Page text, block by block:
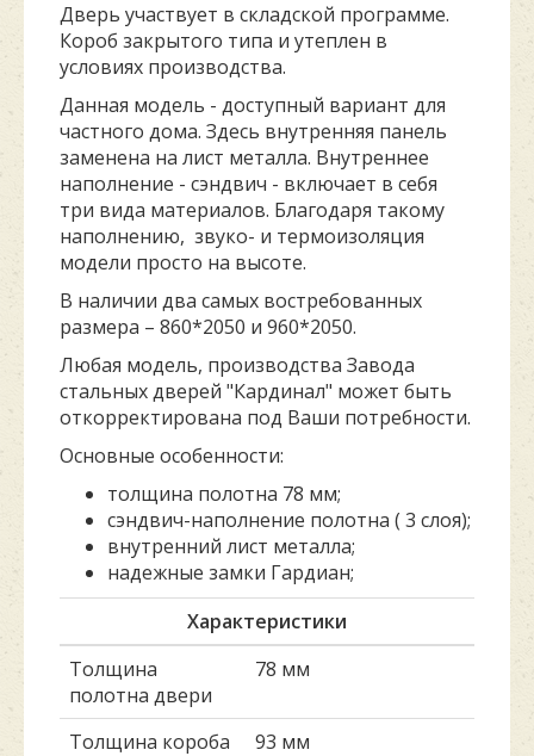
Дверь участвует в складской программе.
Короб закрытого типа и утеплен в
условиях производства.
Данная модель - доступный вариант для
частного дома. Здесь внутренняя панель
заменена на лист металла. Внутреннее
наполнение - сэндвич - включает в себя
три вида материалов. Благодаря такому
наполнению, звуко- и термоизоляция
модели просто на высоте.
В наличии два самых востребованных
размера – 860*2050 и 960*2050.
Любая модель, производства Завода
стальных дверей "Кардинал" может быть
откорректирована под Ваши потребности.
Основные особенности:
толщина полотна 78 мм;
сэндвич-наполнение полотна ( 3 слоя);
внутренний лист металла;
надежные замки Гардиан;
Характеристики
Толщина
полотна двери
78 мм
Толщина короба
93 мм